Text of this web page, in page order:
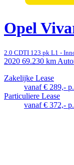
Opel
2.0 CDTI 123 pk L1 -
2020 69.230 km
Zakelijke Lease
vanaf € 289,-
Particuliere Lease
vanaf € 372,-